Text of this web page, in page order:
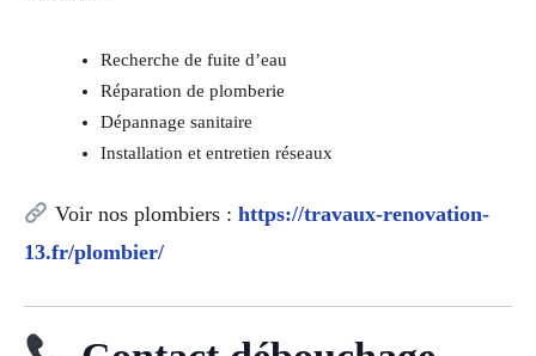
Recherche de fuite d’eau
Réparation de plomberie
Dépannage sanitaire
Installation et entretien réseaux
Voir nos plombiers : https://travaux-renovation-
13.fr/plombier/